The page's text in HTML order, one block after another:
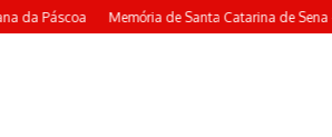
da Páscoa Memória de Santa Catarina de Sena